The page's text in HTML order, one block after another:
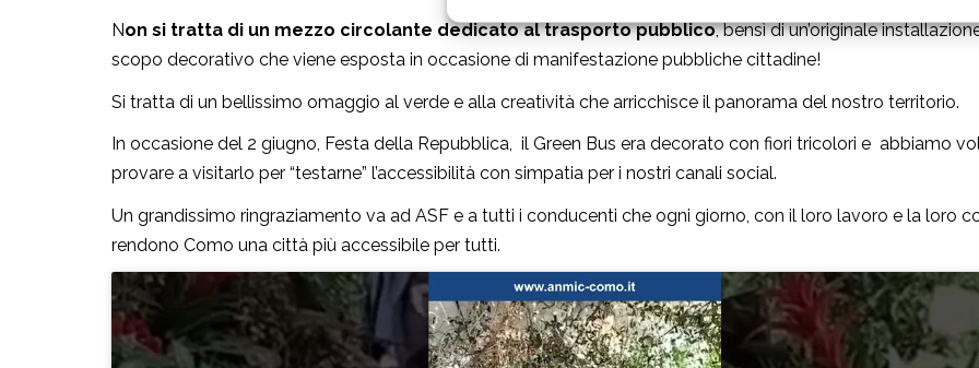
Non si tratta di un mezzo circolante dedicato al trasporto pubblico, bensì di un’originale
scopo decorativo che viene esposta in occasione di manifestazione pubbliche cittadine!
Si tratta di un bellissimo omaggio al verde e alla creatività che arricchisce il panorama del nostro territorio.
In occasione del 2 giugno, Festa della Repubblica, il Green Bus era decorato con fiori tricolori e abbiamo
provare a visitarlo per “testarne” l’accessibilità con simpatia per i nostri canali social.
Un grandissimo ringraziamento va ad ASF e a tutti i conducenti che ogni giorno, con il loro lavoro e la loro
rendono Como una città più accessibile per tutti.